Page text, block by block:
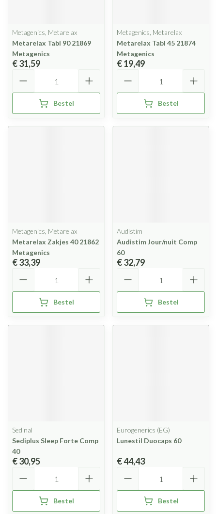
Metagenics, Metarelax
Metarelax Tabl 90 21869
Metagenics
€ 31,59
Bestel
Metagenics, Metarelax
Metarelax Tabl 45 21874
Metagenics
€ 19,49
Bestel
Metagenics, Metarelax
Metarelax Zakjes 40 21862
Metagenics
€ 33,39
Bestel
Audistim
Audistim Jour/nuit Comp
60
€ 32,79
Bestel
Sedinal
Sediplus Sleep Forte Comp
40
€ 30,95
Bestel
Eurogenerics (EG)
Lunestil Duocaps 60
€ 44,43
Bestel